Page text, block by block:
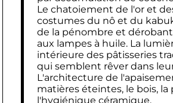
Le chatoiement de l'or et
costumes du nô et du
de la pénombre et
aux lampes à huile. La
intérieure des pâtisseries
qui semblent rêver dans
L'architecture de
matières éteintes, le bois, la
l'hygiénique céramique.